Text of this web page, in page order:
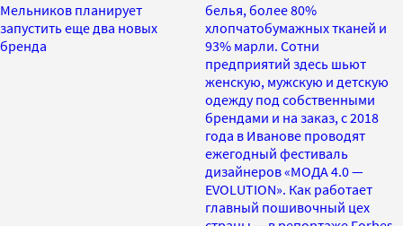
Мельников планирует
запустить еще два новых
бренда
белья, более 80%
хлопчатобумажных тканей и
93% марли. Сотни
предприятий здесь шьют
женскую, мужскую и детскую
одежду под собственными
брендами и на заказ, с 2018
года в Иванове проводят
ежегодный фестиваль
дизайнеров «МОДА 4.0 —
EVOLUTION». Как работает
главный пошивочный цех